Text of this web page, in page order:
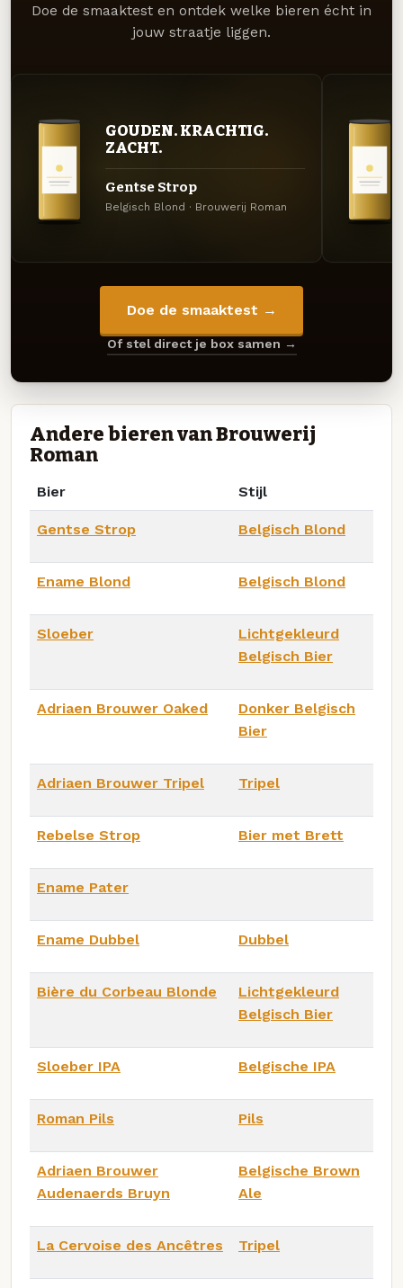
Doe de smaaktest en ontdek welke bieren écht in
jouw straatje liggen.
GOUDEN. KRACHTIG.
ZACHT.
Gentse Strop
Belgisch Blond · Brouwerij Roman
Doe de smaaktest →
Of stel direct je box samen →
Andere bieren van Brouwerij
Roman
Bier Stijl
Gentse Strop Belgisch Blond
Ename Blond Belgisch Blond
Sloeber
Lichtgekleurd
Belgisch Bier
Adriaen Brouwer Oaked
Donker Belgisch
Bier
Adriaen Brouwer Tripel Tripel
Rebelse Strop Bier met Brett
Ename Pater
Ename Dubbel Dubbel
Bière du Corbeau Blonde
Lichtgekleurd
Belgisch Bier
Sloeber IPA Belgische IPA
Roman Pils Pils
Adriaen Brouwer
Audenaerds Bruyn
Belgische Brown
Ale
La Cervoise des Ancêtres Tripel